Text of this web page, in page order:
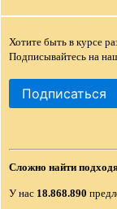
Хотите быть в курсе
Подписывайтесь на
Подписаться
Сложно найти
У нас 18.868.890